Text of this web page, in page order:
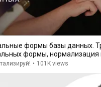
формы базы данных.
формы, нормализация
БД
• 101K views